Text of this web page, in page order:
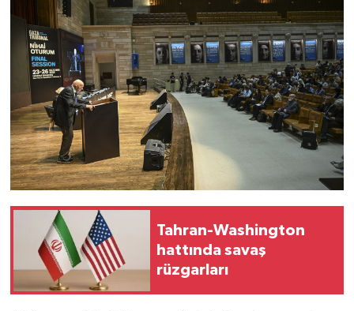
Tahran-Washington
hattında savaş
rüzgarları